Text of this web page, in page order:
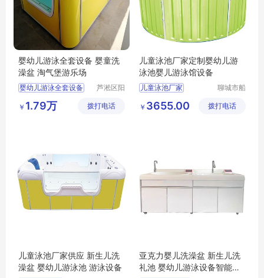
婴幼儿游泳全套设备 婴童洗
澡盆 淘气堡游乐场
婴幼儿游泳全套设备
淘气堡游乐场
芦淞区阳
童游泳馆
￥ 1.79万 拨打电话
儿童泳池厂家定制婴幼儿游
泳池婴儿游泳馆设备
儿童泳池厂家
婴儿游泳馆设备
聊城市船
乐设备有
￥ 3655.00 拨打电话
儿童泳池厂家供应 新生儿洗
澡盆 婴幼儿游泳池 游泳设备
亚克力婴儿洗澡盆 新生儿洗
礼池 婴幼儿游泳设备智能恒